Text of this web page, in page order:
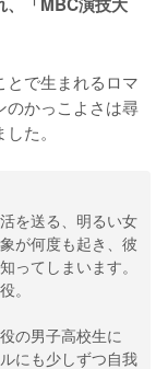
とで生まれるロマ
のかっこよさは尋
た。
を送る、明るい女
が何度も起き、彼
ってしまいます。
。
の男子高校生に
にも少しずつ自我